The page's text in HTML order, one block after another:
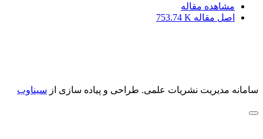
مشاهده مقاله
اصل مقاله 753.74 K
سامانه مدیریت نشریات علمی. طراحی و پیاده سازی از سیناوب